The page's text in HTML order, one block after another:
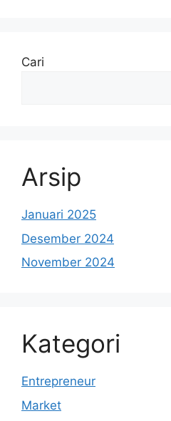
Cari
Arsip
Januari 2025
Desember 2024
November 2024
Kategori
Entrepreneur
Market